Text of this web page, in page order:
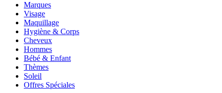
Marques
Visage
Maquillage
Hygiène & Corps
Cheveux
Hommes
Bébé & Enfant
Thèmes
Soleil
Offres Spéciales